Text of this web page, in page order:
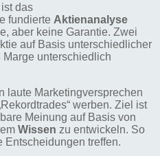
das
fundierte Aktienanalyse
aber keine Garantie. Zwei
auf Basis unterschiedlicher
unterschiedlich
laute Marketingversprechen
werben. Ziel ist
Meinung auf Basis von
Wissen zu entwickeln. So
Entscheidungen treffen.